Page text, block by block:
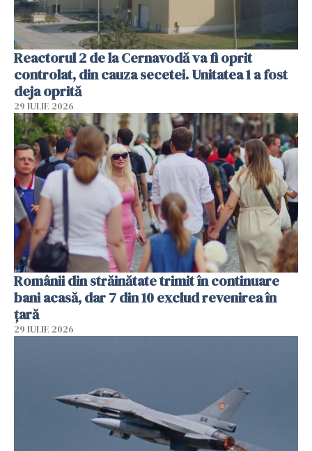
Reactorul 2 de la Cernavodă va fi oprit
controlat, din cauza secetei. Unitatea 1 a fost
deja oprită
29 IULIE 2026
Românii din străinătate trimit în continuare
bani acasă, dar 7 din 10 exclud revenirea în
țară
29 IULIE 2026